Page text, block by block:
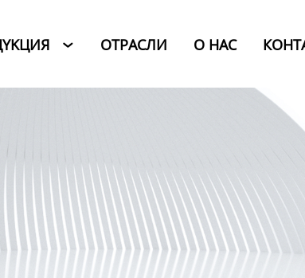
 ОТРАСЛИ O HAC